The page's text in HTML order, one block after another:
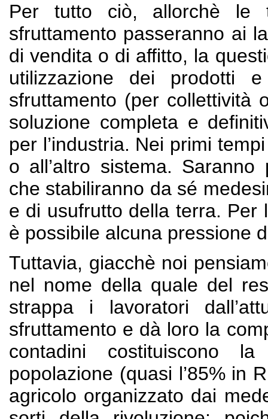
Per tutto ciò, allorchè
sfruttamento passeranno ai
di vendita o di affitto, la
utilizzazione dei prodotti
sfruttamento (per collettività
soluzione completa e
per l’industria. Nei primi
o all’altro sistema.
che stabiliranno da sé
e di usufrutto della terra. Per
è possibile alcuna pressione
Tuttavia, giacchè noi
nel nome della quale del
strappa i lavoratori
sfruttamento e dà loro la
contadini costituiscono
popolazione (quasi l’85% in
agricolo organizzato dai